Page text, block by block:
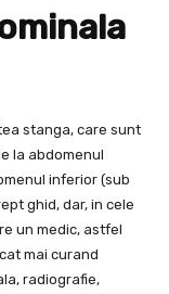
stanga, care sunt
la abdomenul
inferior (sub
ghid, dar, in cele
un medic, astfel
mai curand
radiografie,